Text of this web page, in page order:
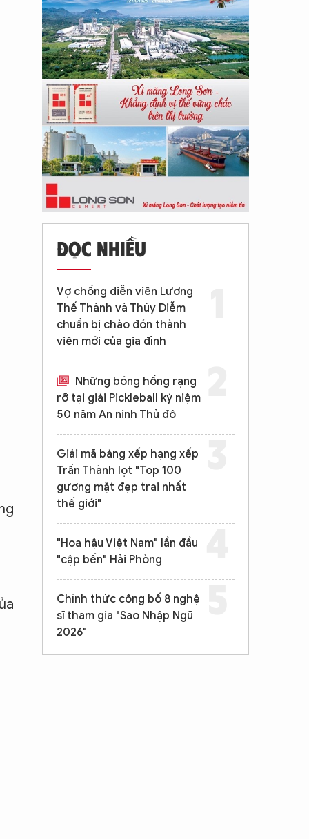
ĐỌC NHIỀU
Vợ chồng diễn viên Lương
Thế Thành và Thúy Diễm
chuẩn bị chào đón thành
viên mới của gia đình
Những bóng hồng rạng
rỡ tại giải Pickleball kỷ niệm
50 năm An ninh Thủ đô
Giải mã bảng xếp hạng xếp
Trấn Thành lọt "Top 100
gương mặt đẹp trai nhất
thế giới"
"Hoa hậu Việt Nam" lần đầu
"cập bến" Hải Phòng
Chính thức công bố 8 nghệ
sĩ tham gia "Sao Nhập Ngũ
2026"